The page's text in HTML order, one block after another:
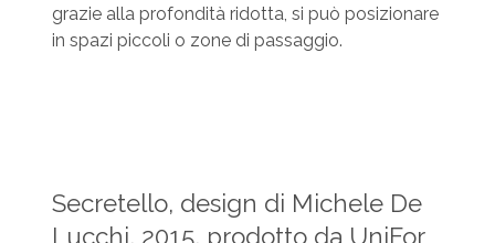
grazie alla profondità ridotta, si può posizionare
in spazi piccoli o zone di passaggio.
Secretello, design di Michele De
Lucchi, 2015, prodotto da UniFor